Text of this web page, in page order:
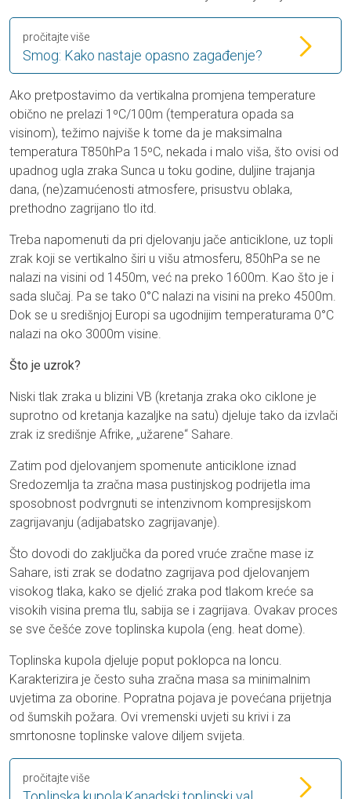
Smog: Kako nastaje opasno zagađenje?
pročitajte više
Ako pretpostavimo da vertikalna promjena temperature
obično ne prelazi 1ºC/100m (temperatura opada sa
visinom), težimo najviše k tome da je maksimalna
temperatura T850hPa 15ºC, nekada i malo viša, što ovisi od
upadnog ugla zraka Sunca u toku godine, duljine trajanja
dana, (ne)zamućenosti atmosfere, prisustvu oblaka,
prethodno zagrijano tlo itd.
Treba napomenuti da pri djelovanju jače anticiklone, uz topli
zrak koji se vertikalno širi u višu atmosferu, 850hPa se ne
nalazi na visini od 1450m, već na preko 1600m. Kao što je i
sada slučaj. Pa se tako 0°C nalazi na visini na preko 4500m.
Dok se u središnjoj Europi sa ugodnijim temperaturama 0°C
nalazi na oko 3000m visine.
Što je uzrok?
Niski tlak zraka u blizini VB (kretanja zraka oko ciklone je
suprotno od kretanja kazaljke na satu) djeluje tako da izvlači
zrak iz središnje Afrike, „užarene“ Sahare.
Zatim pod djelovanjem spomenute anticiklone iznad
Sredozemlja ta zračna masa pustinjskog podrijetla ima
sposobnost podvrgnuti se intenzivnom kompresijskom
zagrijavanju (adijabatsko zagrijavanje).
Što dovodi do zaključka da pored vruće zračne mase iz
Sahare, isti zrak se dodatno zagrijava pod djelovanjem
visokog tlaka, kako se djelić zraka pod tlakom kreće sa
visokih visina prema tlu, sabija se i zagrijava. Ovakav proces
se sve češće zove toplinska kupola (eng. heat dome).
Toplinska kupola djeluje poput poklopca na loncu.
Karakterizira je često suha zračna masa sa minimalnim
uvjetima za oborine. Popratna pojava je povećana prijetnja
od šumskih požara. Ovi vremenski uvjeti su krivi i za
smrtonosne toplinske valove diljem svijeta.
pročitajte više